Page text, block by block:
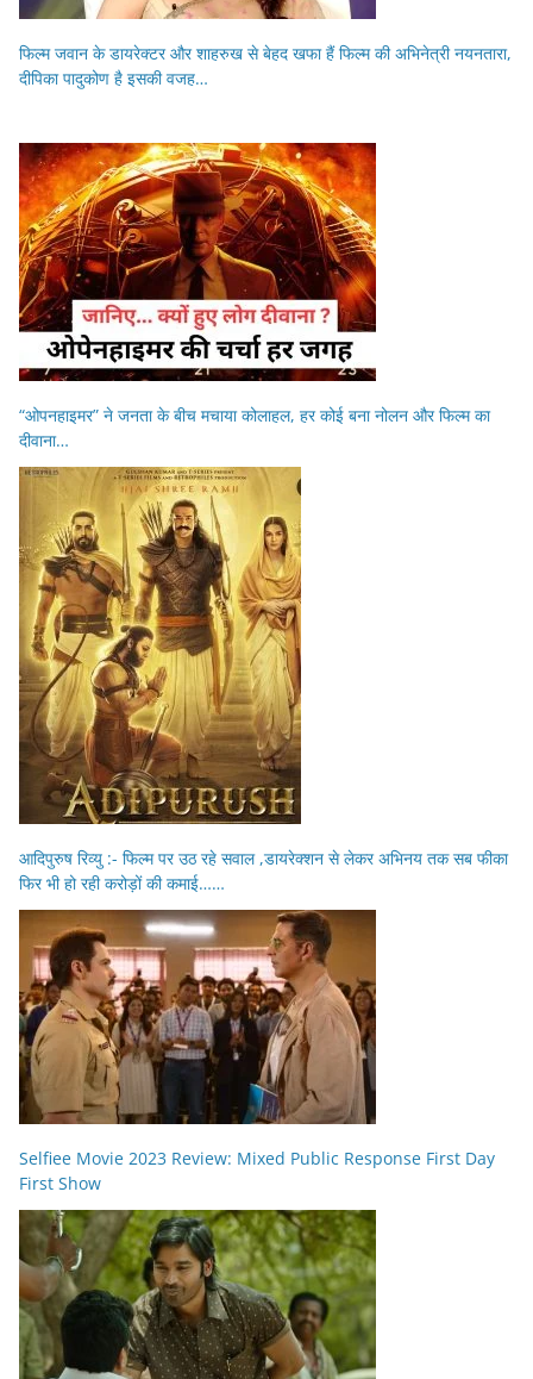
फिल्म जवान के डायरेक्टर और शाहरुख से बेहद खफा हैं फिल्म की अभिनेत्री नयनतारा,
दीपिका पादुकोण है इसकी वजह…
“ओपनहाइमर” ने जनता के बीच मचाया कोलाहल, हर कोई बना नोलन और फिल्म का
दीवाना…
आदिपुरुष रिव्यु :- फिल्म पर उठ रहे सवाल ,डायरेक्शन से लेकर अभिनय तक सब फीका
फिर भी हो रही करोड़ों की कमाई……
Selfiee Movie 2023 Review: Mixed Public Response First Day
First Show